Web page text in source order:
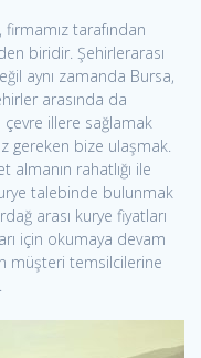
, firmamız tarafından
biridir. Şehirlerarası
aynı zamanda Bursa,
arasında da
illere sağlamak
gereken bize ulaşmak.
almanın rahatlığı ile
talebinde bulunmak
arası kurye fiyatları
için okumaya devam
müşteri temsilcilerine